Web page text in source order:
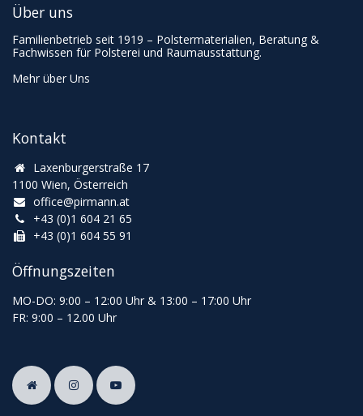
Kontakt
Laxenburgerstraße 17
1100 Wien, Österreich
office@pirmann.at
+43 (0)1 604 21 65
+43 (0)1 604 55 91
Öffnungszeiten
MO-DO: 9:00 – 12:00 Uhr & 13:00 – 17:00 Uhr
FR: 9:00 – 12.00 Uhr
Über uns
Familienbetrieb seit 1919 – Polstermaterialien, Beratung &
Fachwissen für Polsterei und Raumausstattung.
Mehr über Uns